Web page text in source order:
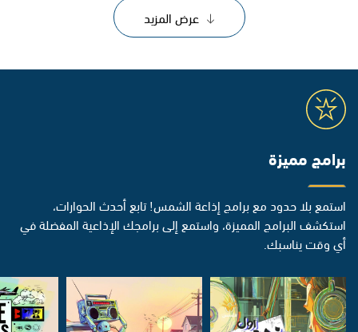
عرض المزيد
برامج مميزة
استمع بلا حدود مع برامج إذاعة الشمس! تابع أحدث الحوارات،
استكشف البرامج المميزة، واستمع إلى برامجك الإذاعية المفضلة في
أي وقت يناسبك.